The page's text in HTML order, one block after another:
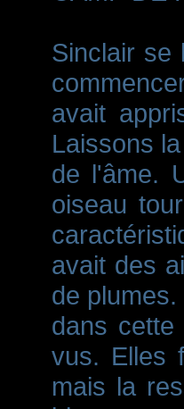
Sinclair se
avait
Laissons
de l'âme.
oiseau
avait des
de
dans
vus. Elles
mais la